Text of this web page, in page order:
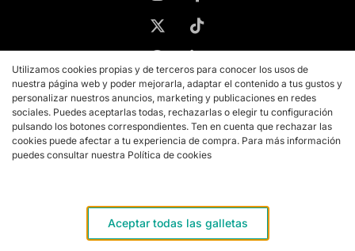
Términos y condiciones de compra
Utilizamos cookies propias y de terceros para conocer los usos de
nuestra página web y poder mejorarla, adaptar el contenido a tus gustos y
personalizar nuestros anuncios, marketing y publicaciones en redes
sociales. Puedes aceptarlas todas, rechazarlas o elegir tu configuración
pulsando los botones correspondientes. Ten en cuenta que rechazar las
cookies puede afectar a tu experiencia de compra. Para más información
puedes consultar nuestra Política de cookies
Aceptar todas las galletas